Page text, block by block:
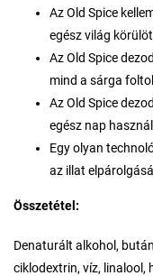
Az Old Spice
egész világ
Az Old Spice
mind a sárga
Az Old Spice
egész nap
Egy olyan
az illat
Összetétel:
Denaturált alkohol,
ciklodextrin, víz, linalool,